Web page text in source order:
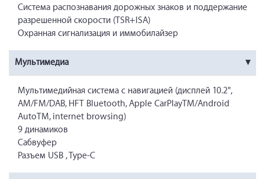
Система распознавания дорожных знаков и поддержание
разрешенной скорости (TSR+ISA)
Охранная сигнализация и иммобилайзер
Мультимедиа
Мультимедийная система с навигацией (дисплей 10.2",
AM/FM/DAB, HFT Bluetooth, Apple CarPlayTM/Android
AutoTM, internet browsing)
9 динамиков
Сабвуфер
Разъем USB , Type-C